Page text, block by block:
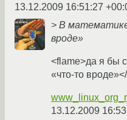
13.12.2009 16:51:27
> В
вроде»
<flame>да я бы
«что-то
13.12.2009